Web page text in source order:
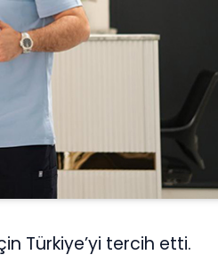
Türkiye’yi tercih etti.